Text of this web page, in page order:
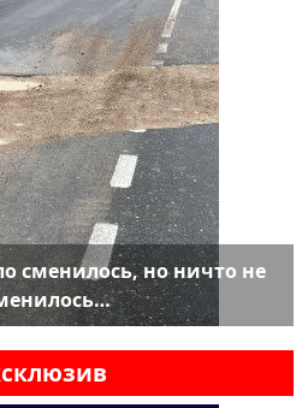
сменилось, но ничто не